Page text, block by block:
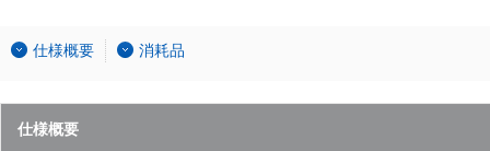
仕様概要 消耗品
仕様概要